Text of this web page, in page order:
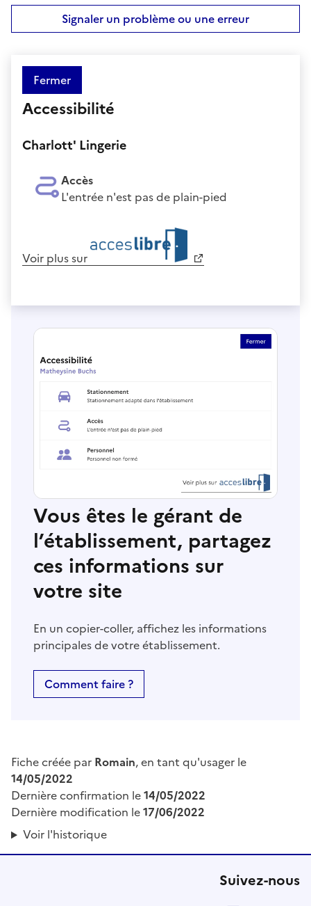
Signaler un problème ou une erreur
Fermer
Accessibilité
Charlott' Lingerie
Accès
L'entrée n'est pas de plain-pied
Voir plus sur
Vous êtes le gérant de
l’établissement, partagez
ces informations sur
votre site
En un copier-coller, affichez les informations
principales de votre établissement.
Comment faire ?
Fiche créée par Romain, en tant qu'usager le
14/05/2022
Dernière confirmation le14/05/2022
Dernière modification le17/06/2022
Voir l'historique
Suivez-nous